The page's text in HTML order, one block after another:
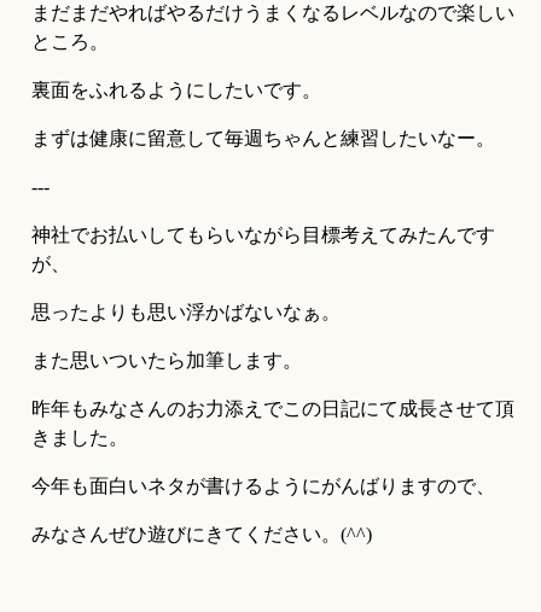
まだまだやればやるだけうまくなるレベルなので楽しい
ところ。
裏面をふれるようにしたいです。
まずは健康に留意して毎週ちゃんと練習したいなー。
---
神社でお払いしてもらいながら目標考えてみたんです
が、
思ったよりも思い浮かばないなぁ。
また思いついたら加筆します。
昨年もみなさんのお力添えでこの日記にて成長させて頂
きました。
今年も面白いネタが書けるようにがんばりますので、
みなさんぜひ遊びにきてください。(^^)